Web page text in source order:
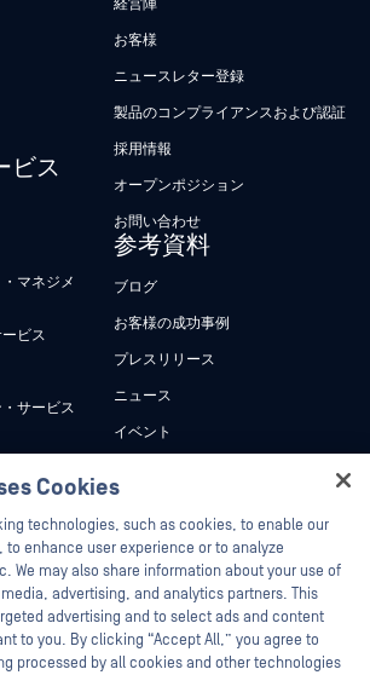
ビス
マネジメ
ビス
サービス
経営陣
お客様
ニュースレター登録
製品のコンプライアンスおよび認証
採用情報
オープンポジション
お問い合わせ
参考資料
ブログ
お客様の成功事例
プレスリリース
ニュース
イベント
ホワイトペーパー
無料ツール
Cookies
technologies, such as cookies, to enable our
enhance user experience or to analyze
We may also share information about your use of
advertising, and analytics partners. This
advertising and to select ads and content
to you. By clicking “Accept All,” you agree to
processed by all cookies and other technologies